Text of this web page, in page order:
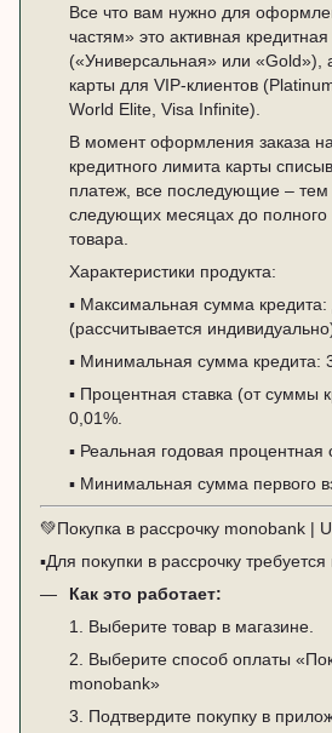
Все что вам нужно для
частям» это активная
(«Универсальная» или «Gold»),
карты для VIP-клиентов
World Elite, Visa Infinite).
В момент оформления заказа
кредитного лимита карты
платеж, все последующие –
следующих месяцах до
товара.
Характеристики продукта:
▪️ Максимальная сумма кредита:
(рассчитывается
▪️ Минимальная сумма кредита:
▪️ Процентная ставка (от суммы
0,01%.
▪️ Реальная годовая процентная
▪️ Минимальная сумма первого
💚Покупка в рассрочку monobank |
▪️Для покупки в рассрочку
Как это работает:
1. Выберите товар в магазине.
2. Выберите способ оплаты
monobank»
3. Подтвердите покупку в